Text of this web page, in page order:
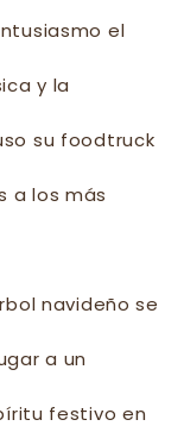
el
y la
su foodtruck
a los más
navideño se
a un
festivo en